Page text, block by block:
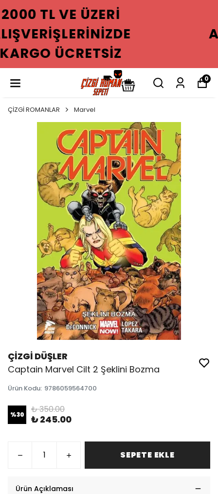
2000 TL VE ÜZERI
ALIŞVERIŞLERINIZDE
KARGO ÜCRETSIZ
0
ÇİZGİ ROMANLAR Marvel
ÇİZGİ DÜŞLER
Captain Marvel Cilt 2 Şeklini Bozma
Ürün Kodu: 9786059564700
%30 ₺ 350.00
₺ 245.00
SEPETE EKLE
Ürün Açıklaması